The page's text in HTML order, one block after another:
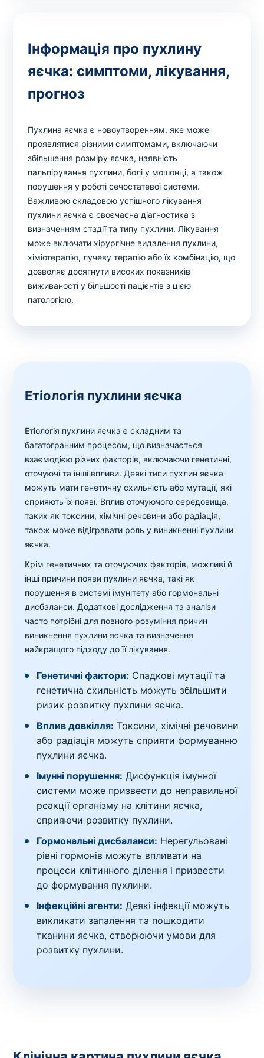
Інформація про пухлину
яєчка: симптоми, лікування,
прогноз
Пухлина яєчка є новоутворенням, яке може
проявлятися різними симптомами, включаючи
збільшення розміру яєчка, наявність
пальпірування пухлини, болі у мошонці, а також
порушення у роботі сечостатевої системи.
Важливою складовою успішного лікування
пухлини яєчка є своєчасна діагностика з
визначенням стадії та типу пухлини. Лікування
може включати хірургічне видалення пухлини,
хіміотерапію, лучеву терапію або їх комбінацію, що
дозволяє досягнути високих показників
виживаності у більшості пацієнтів з цією
патологією.
Етіологія пухлини яєчка
Етіологія пухлини яєчка є складним та
багатогранним процесом, що визначається
взаємодією різних факторів, включаючи генетичні,
оточуючі та інші впливи. Деякі типи пухлин яєчка
можуть мати генетичну схильність або мутації, які
сприяють їх появі. Вплив оточуючого середовища,
таких як токсини, хімічні речовини або радіація,
також може відігравати роль у виникненні пухлини
яєчка.
Крім генетичних та оточуючих факторів, можливі й
інші причини появи пухлини яєчка, такі як
порушення в системі імунітету або гормональні
дисбаланси. Додаткові дослідження та аналізи
часто потрібні для повного розуміння причин
виникнення пухлини яєчка та визначення
найкращого підходу до її лікування.
Генетичні фактори: Спадкові мутації та
генетична схильність можуть збільшити
ризик розвитку пухлини яєчка.
Вплив довкілля: Токсини, хімічні речовини
або радіація можуть сприяти формуванню
пухлини яєчка.
Імунні порушення: Дисфункція імунної
системи може призвести до неправильної
реакції організму на клітини яєчка,
сприяючи розвитку пухлини.
Гормональні дисбаланси: Нерегульовані
рівні гормонів можуть впливати на
процеси клітинного ділення і призвести
до формування пухлини.
Інфекційні агенти: Деякі інфекції можуть
викликати запалення та пошкодити
тканини яєчка, створюючи умови для
розвитку пухлини.